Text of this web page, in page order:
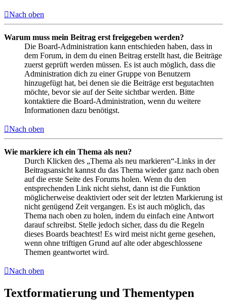
Nach oben
Warum muss mein Beitrag erst freigegeben werden?
Die Board-Administration kann entschieden haben, dass in
dem Forum, in dem du einen Beitrag erstellt hast, die Beiträge
zuerst geprüft werden müssen. Es ist auch möglich, dass die
Administration dich zu einer Gruppe von Benutzern
hinzugefügt hat, bei denen sie die Beiträge erst begutachten
möchte, bevor sie auf der Seite sichtbar werden. Bitte
kontaktiere die Board-Administration, wenn du weitere
Informationen dazu benötigst.
Nach oben
Wie markiere ich ein Thema als neu?
Durch Klicken des „Thema als neu markieren“-Links in der
Beitragsansicht kannst du das Thema wieder ganz nach oben
auf die erste Seite des Forums holen. Wenn du den
entsprechenden Link nicht siehst, dann ist die Funktion
möglicherweise deaktiviert oder seit der letzten Markierung ist
nicht genügend Zeit vergangen. Es ist auch möglich, das
Thema nach oben zu holen, indem du einfach eine Antwort
darauf schreibst. Stelle jedoch sicher, dass du die Regeln
dieses Boards beachtest! Es wird meist nicht gerne gesehen,
wenn ohne triftigen Grund auf alte oder abgeschlossene
Themen geantwortet wird.
Nach oben
Textformatierung und Thementypen